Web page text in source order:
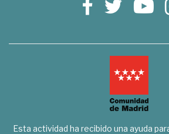
Esta actividad ha recibido una ayuda